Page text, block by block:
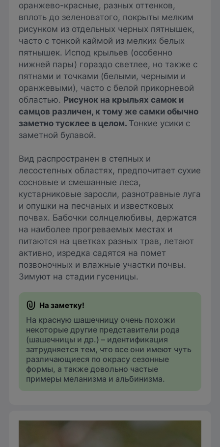
оранжево-красные, разных оттенков,
вплоть до зеленоватого, покрыты мелким
рисунком из отдельных черных пятнышек,
часто с тонкой каймой из мелких белых
пятнышек. Испод крыльев (особенно
нижней пары) гораздо светлее, но также с
пятнами и точками (белыми, черными и
оранжевыми), часто с белой прикорневой
областью. Рисунок на крыльях самок и
самцов различен, к тому же самки обычно
заметно тусклее в целом. Тонкие усики с
заметной булавой.
Вид распространен в степных и
лесостепных областях, предпочитает сухие
сосновые и смешанные леса,
кустарниковые заросли, разнотравные луга
и опушки на песчаных и известковых
почвах. Бабочки солнцелюбивы, держатся
на наиболее прогреваемых местах и
питаются на цветках разных трав, летают
активно, изредка садятся на помет
позвоночных и влажные участки почвы.
Зимуют на стадии гусеницы.
На красную шашечницу очень похожи
некоторые другие представители рода
(шашечницы и др.) – идентификация
затрудняется тем, что все они имеют чуть
различающиеся по окрасу сезонные
формы, а также довольно частые
примеры меланизма и альбинизма.